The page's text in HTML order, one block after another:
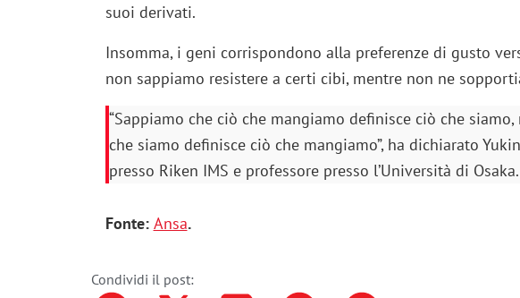
suoi derivati.
Insomma, i geni corrispondono alla preferenze di gusto
non sappiamo resistere a certi cibi, mentre non ne
“Sappiamo che ciò che mangiamo definisce ciò che
che siamo definisce ciò che mangiamo”, ha dichiarato
presso Riken IMS e professore presso l’Università di Osaka.
Fonte: Ansa.
Condividi il post: